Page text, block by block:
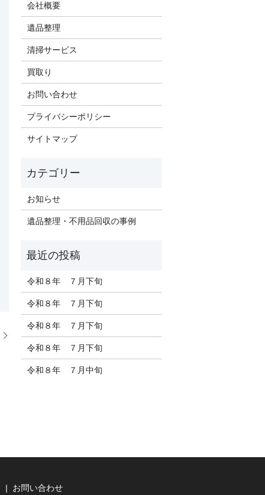
会社概要
遺品整理
清掃サービス
買取り
お問い合わせ
プライバシーポリシー
サイトマップ
お知らせ
遺品整理・不用品回収の事例
令和８年 ７月下旬
令和８年 ７月下旬
令和８年 ７月下旬
令和８年 ７月下旬
令和８年 ７月中旬
お問い合わせ